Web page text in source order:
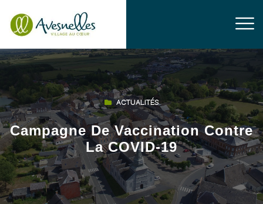
ACTUALITÉS
Campagne De Vaccination Contre
La COVID-19